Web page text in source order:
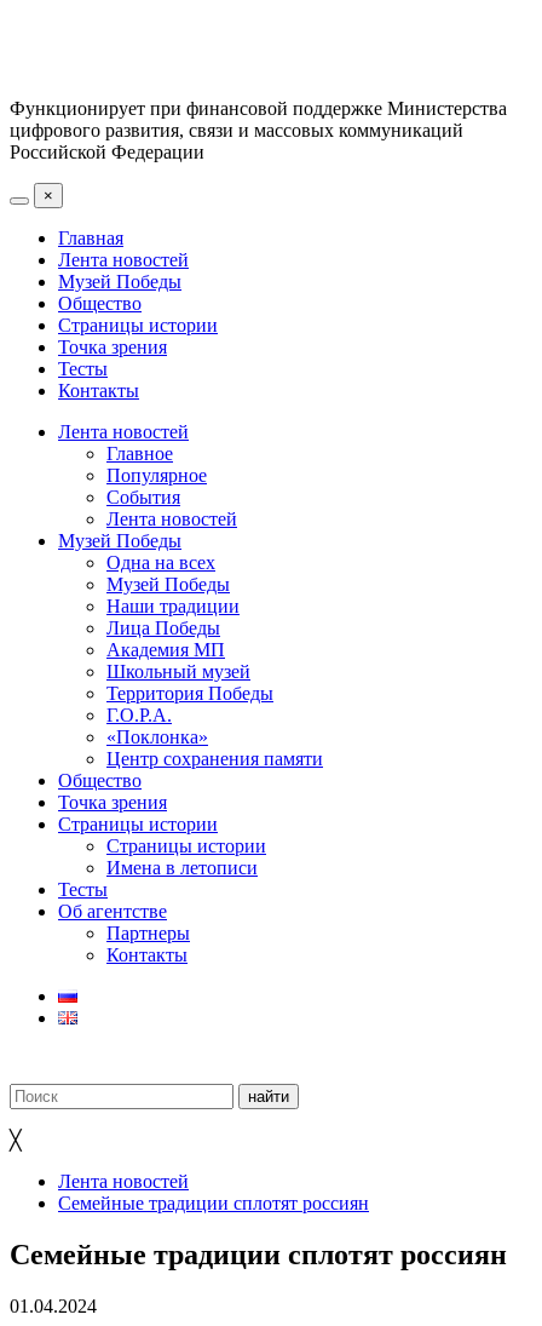
Функционирует при финансовой поддержке Министерства
цифрового развития, связи и массовых коммуникаций
Российской Федерации
×
Главная
Лента новостей
Музей Победы
Общество
Страницы истории
Точка зрения
Тесты
Контакты
Лента новостей
Главное
Популярное
События
Лента новостей
Музей Победы
Одна на всех
Музей Победы
Наши традиции
Лица Победы
Академия МП
Школьный музей
Территория Победы
Г.О.Р.А.
«Поклонка»
Центр сохранения памяти
Общество
Точка зрения
Страницы истории
Страницы истории
Имена в летописи
Тесты
Об агентстве
Партнеры
Контакты
╳
Лента новостей
Семейные традиции сплотят россиян
Семейные традиции сплотят россиян
01.04.2024